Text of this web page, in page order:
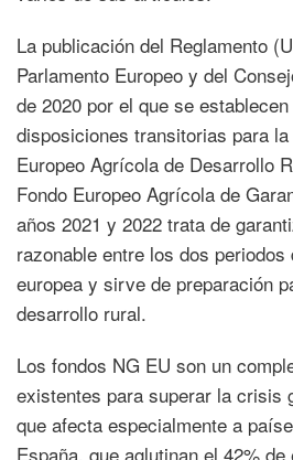
La publicación del Reglamento
Parlamento Europeo y del
de 2020 por el que se
disposiciones transitorias para
Europeo Agrícola de Desarrollo
Fondo Europeo Agrícola de
años 2021 y 2022 trata de
razonable entre los dos
europea y sirve de preparación
desarrollo rural.
Los fondos NG EU son un
existentes para superar la crisis
que afecta especialmente a
España, que aglutinan el 42%